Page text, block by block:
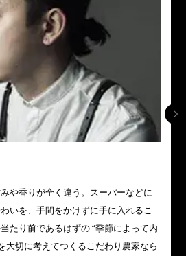
や香りが全く違う。スーパーなどに
いを、手間をかけずに手に入れるこ
たり前であるはずの “季節によって内
大切に考えてつくるこだわり農家なら